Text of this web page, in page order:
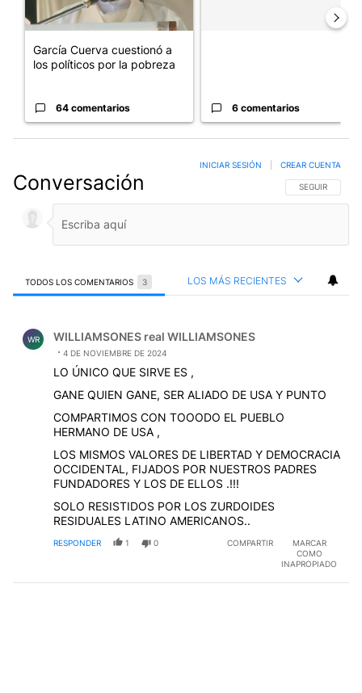
García Cuerva cuestionó a
los políticos por la pobreza
64 comentarios 6 comentarios
Conversación SIGA ESTA
SEGUIR
INICIAR SESIÓN CREAR CUENTA
TODOS LOS COMENTARIOS 3 LOS MÁS RECIENTES
WR WILLIAMSONES real WILLIAMSONES
4 DE NOVIEMBRE DE 2024
LO ÚNICO QUE SIRVE ES ,
GANE QUIEN GANE, SER ALIADO DE USA Y PUNTO
COMPARTIMOS CON TOOODO EL PUEBLO
HERMANO DE USA ,
LOS MISMOS VALORES DE LIBERTAD Y DEMOCRACIA
OCCIDENTAL, FIJADOS POR NUESTROS PADRES
FUNDADORES Y LOS DE ELLOS .!!!
SOLO RESISTIDOS POR LOS ZURDOIDES
RESIDUALES LATINO AMERICANOS..
RESPONDER 1 0 COMPARTIR
MARCAR
COMO
INAPROPIADO